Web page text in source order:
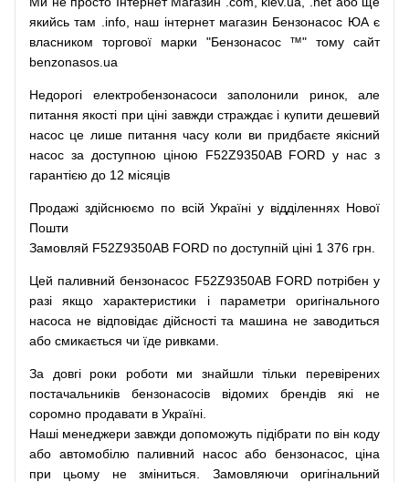
якийсь там .info, наш інтернет магазин Бензонасос ЮА є
власником
торгової марки "Бензонасос ™" тому
сайт
benzonasos.ua
Недорогі електробензонасоси заполонили ринок,
але
питання якості при ціні завжди страждає і купити дешевий
насос це лише питання часу коли ви придбаєте якісний
насос за доступною ціною F52Z9350AB FORD у нас з
гарантією до 12 місяців
Продажі здійснюємо по всій Україні у відділеннях Нової
Пошти
Замовляй F52Z9350AB FORD по доступній ціні 1 376 грн.
Цей паливний бензонасос F52Z9350AB FORD потрібен у
разі
якщо характеристики і параметри
оригінального
насоса не відповідає дійсності та машина не заводиться
або смикається чи їде ривками
За довгі роки роботи ми знайшли тільки
перевірених
постачальників
бензонасосів відомих брендів які
не
соромно продавати в Україні.
Наші менеджери завжди допоможуть підібрати по він коду
або автомобілю паливний насос або бензонасос,
ціна
при
цьому не зміниться Замовляючи
оригінальний